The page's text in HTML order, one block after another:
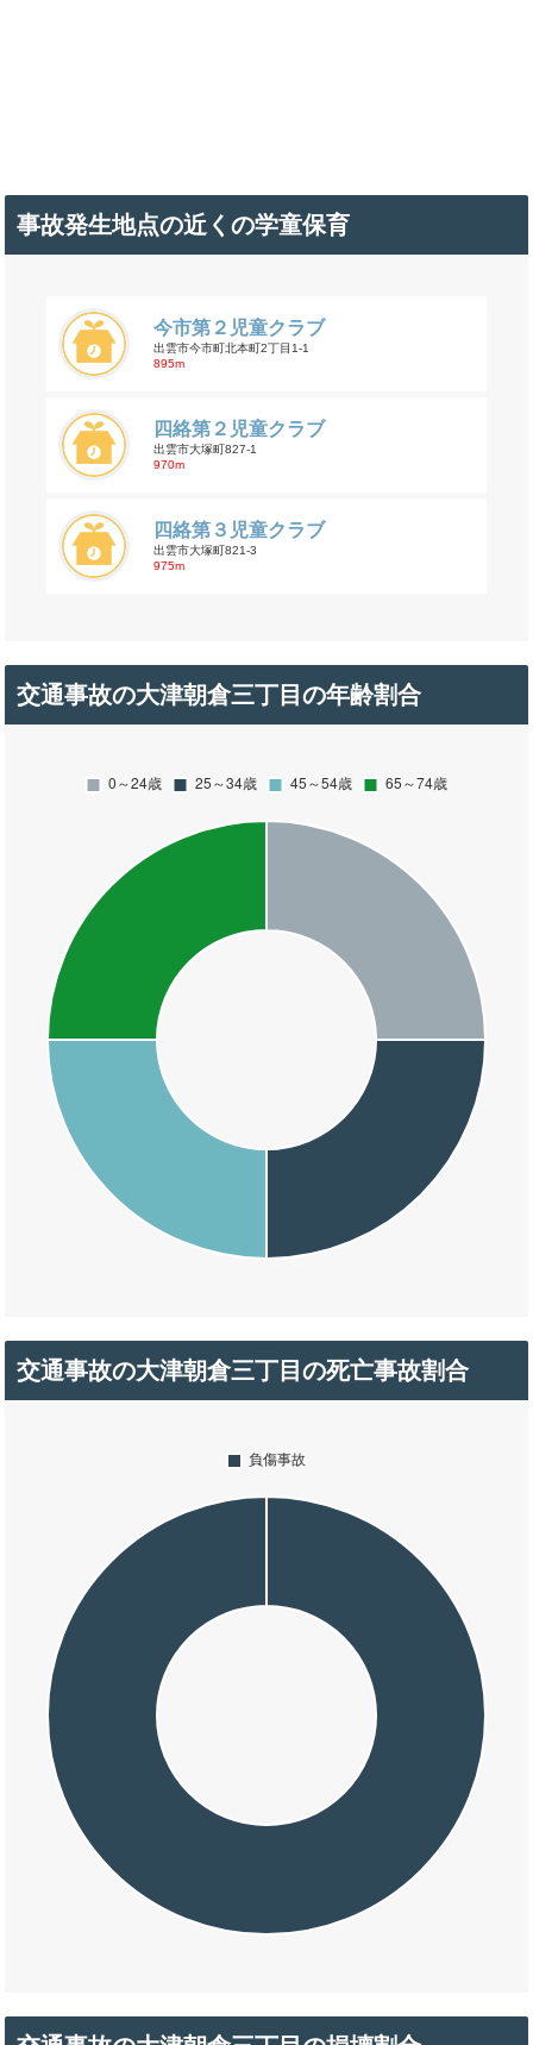
事故発生地点の近くの学童保育
今市第２児童クラブ
出雲市今市町北本町2丁目1-1
895m
四絡第２児童クラブ
出雲市大塚町827-1
970m
四絡第３児童クラブ
出雲市大塚町821-3
975m
交通事故の大津朝倉三丁目の年齢割合
交通事故の大津朝倉三丁目の死亡事故割合